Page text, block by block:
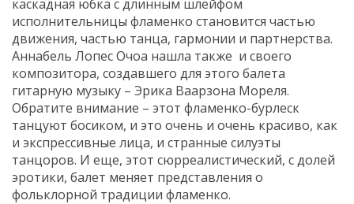
каскадная юбка с длинным шлейфом
исполнительницы фламенко становится частью
движения, частью танца, гармонии и партнерства.
Аннабель Лопес Очоа нашла также и своего
композитора, создавшего для этого балета
гитарную музыку – Эрика Ваарзона Мореля.
Обратите внимание – этот фламенко-бурлеск
танцуют босиком, и это очень и очень красиво, как
и экспрессивные лица, и странные силуэты
танцоров. И еще, этот сюрреалистический, с долей
эротики, балет меняет представления о
фольклорной традиции фламенко.